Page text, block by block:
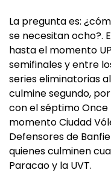
La pregunta es:
se necesitan ocho?.
hasta el momento
semifinales y entre
series eliminatorias
culmine segundo,
con el séptimo Once
momento Ciudad
Defensores de
quienes culminen
Paracao y la UVT.